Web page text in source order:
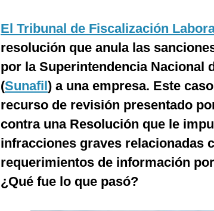
El Tribunal de Fiscalización
resolución que anula las
por la Superintendencia Nacional
(Sunafil) a una empresa. Este
recurso de revisión presentado
contra una Resolución que le
infracciones graves relacionadas
requerimientos de información
¿Qué fue lo que pasó?